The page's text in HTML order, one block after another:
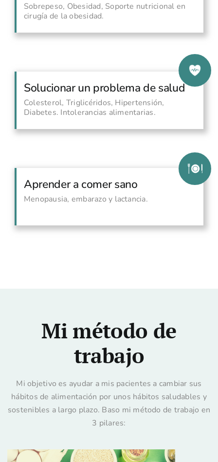
Sobrepeso, Obesidad, Soporte nutricional en
cirugía de la obesidad.
Solucionar un problema de salud
Colesterol, Triglicéridos, Hipertensión,
Diabetes. Intolerancias alimentarias.
Aprender a comer sano
Menopausia, embarazo y lactancia.
Mi método de
trabajo
Mi objetivo es ayudar a mis pacientes a cambiar sus
hábitos de alimentación por unos hábitos saludables y
sostenibles a largo plazo. Baso mi método de trabajo en
3 pilares: